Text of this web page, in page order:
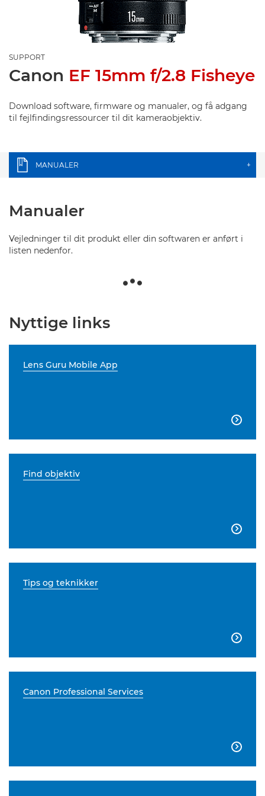
SUPPORT
Canon EF 15mm f/2.8 Fisheye
Download software, firmware og manualer, og få adgang
til fejlfindingsressourcer til dit kameraobjektiv.
MANUALER +
Manualer
Vejledninger til dit produkt eller din softwaren er anført i
listen nedenfor.
Nyttige links
Lens Guru Mobile App

Find objektiv

Tips og teknikker

Canon Professional Services
